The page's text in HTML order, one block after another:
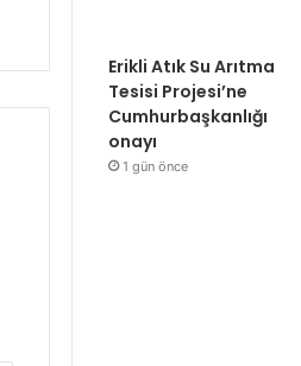
Erikli Atık Su Arıtma
Tesisi Projesi’ne
Cumhurbaşkanlığı
onayı
1 gün önce